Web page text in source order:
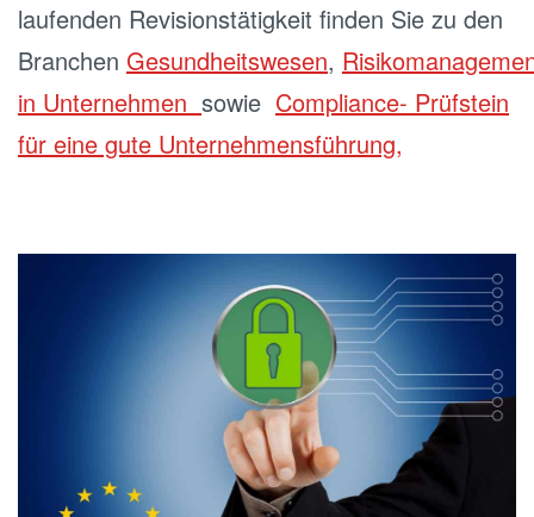
laufenden Revisionstätigkeit finden Sie zu den
Branchen Gesundheitswesen,
in Unternehmen sowie Compliance- Prüfstein
für eine gute Unternehmensführung,